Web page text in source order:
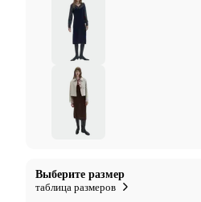
Выберите размер
таблица размеров